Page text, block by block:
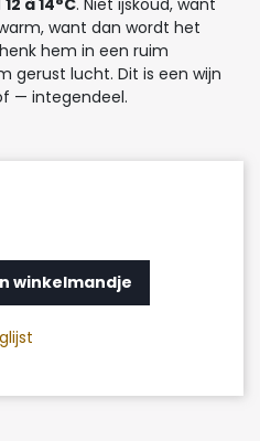
want dan wordt het
hem in een ruim
gerust lucht. Dit is een wijn
— integendeel.
winkelmandje